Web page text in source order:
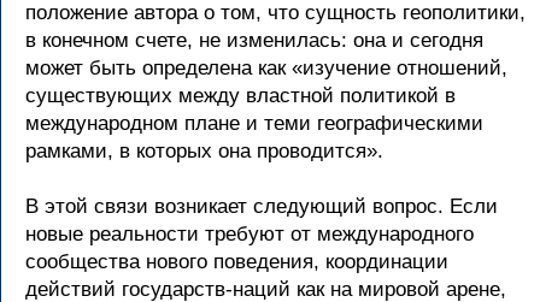
положение автора о том, что сущность геополитики,
в конечном счете, не изменилась: она и сегодня
может быть определена как «изучение отношений,
существующих между властной политикой в
международном плане и теми географическими
рамками, в которых она проводится».
В этой связи возникает следующий вопрос. Если
новые реальности требуют от международного
сообщества нового поведения, координации
действий государств-наций как на мировой арене,